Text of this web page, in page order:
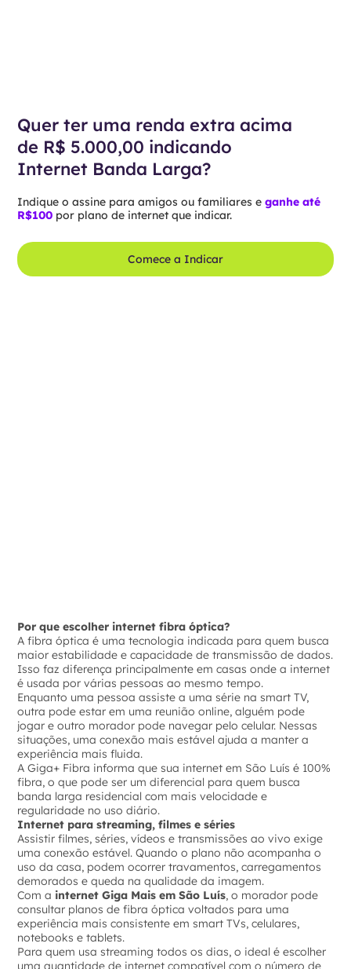
Quer ter uma renda extra acima
de R$ 5.000,00 indicando
Internet Banda Larga?
Indique o assine para amigos ou familiares eganhe até
R$100 por plano de internet que indicar.
Comece a Indicar
Por que escolher internet fibra óptica?
A fibra óptica é uma tecnologia indicada para quem busca
maior estabilidade e capacidade de transmissão de dados.
Isso faz diferença principalmente em casas onde a internet
é usada por várias pessoas ao mesmo tempo.
Enquanto uma pessoa assiste a uma série na smart TV,
outra pode estar em uma reunião online, alguém pode
jogar e outro morador pode navegar pelo celular. Nessas
situações, uma conexão mais estável ajuda a manter a
experiência mais fluida.
A Giga+ Fibra informa que sua internet em São Luís é 100%
fibra, o que pode ser um diferencial para quem busca
banda larga residencial com mais velocidade e
regularidade no uso diário.
Internet para streaming, filmes e séries
Assistir filmes, séries, vídeos e transmissões ao vivo exige
uma conexão estável. Quando o plano não acompanha o
uso da casa, podem ocorrer travamentos, carregamentos
demorados e queda na qualidade da imagem.
Com a internet Giga Mais em São Luís, o morador pode
consultar planos de fibra óptica voltados para uma
experiência mais consistente em smart TVs, celulares,
notebooks e tablets.
Para quem usa streaming todos os dias, o ideal é escolher
uma quantidade de internet compatível com o número de